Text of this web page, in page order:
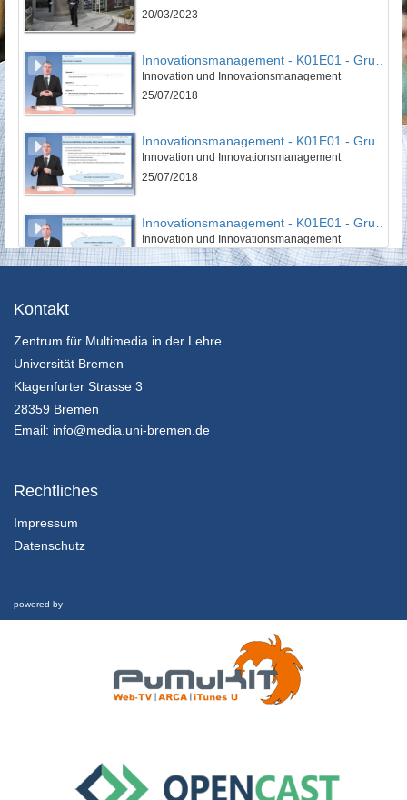
20/03/2023
Innovation und Innovationsmanagement
25/07/2018
Innovationsmanagement - K01E01 - Grundlagen des Innovationsmanagement - Teil 02
Innovation und Innovationsmanagement
25/07/2018
Innovation und Innovationsmanagement
25/07/2018
25/07/2018
Innovation in Zahlen
Kontakt
Zentrum für Multimedia in der Lehre
Universität Bremen
Klagenfurter Strasse 3
28359 Bremen
Email: info@media.uni-bremen.de
Rechtliches
Impressum
Datenschutz
powered by